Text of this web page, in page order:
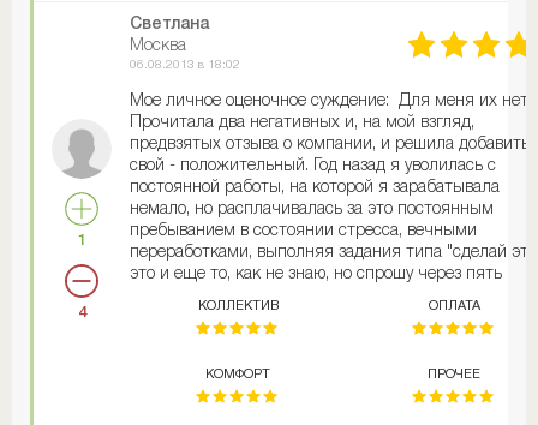
1
4
Светлана
Москва
06.08.2013 в 18:02
Мое личное оценочное суждение: Для меня их нет.
Прочитала два негативных и, на мой взгляд,
предвзятых отзыва о компании, и решила добавить
свой - положительный. Год назад я уволилась с
постоянной работы, на которой я зарабатывала
немало, но расплачивалась за это постоянным
пребыванием в состоянии стресса, вечными
переработками, выполняя задания типа "сделай
это и еще то, как не знаю, но спрошу через пять
что никакие деньги не стоят того, чтобы жить на
работе и уходить с нее и приходить на нее с
меня сразу пригласили на собеседование, я
претендовала на позицию временного секретаря -
КОЛЛЕКТИВ
КОМФОРТ
ОПЛАТА
ПРОЧЕЕ